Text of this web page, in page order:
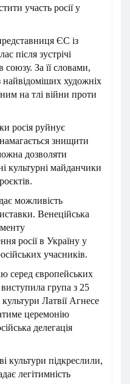
участь росії у
ЄС із
після зустрічі
союзу. За її словами,
найвідоміших художніх
на тлі війни проти
росія руйнує
знищити
дозволяти
культурні майданчики
можливість
Венеційська
росії в Україну у
учасників.
серед європейських
група з 25
Латвії Агнесе
церемонію
делегація
культури підкреслили,
легітимність